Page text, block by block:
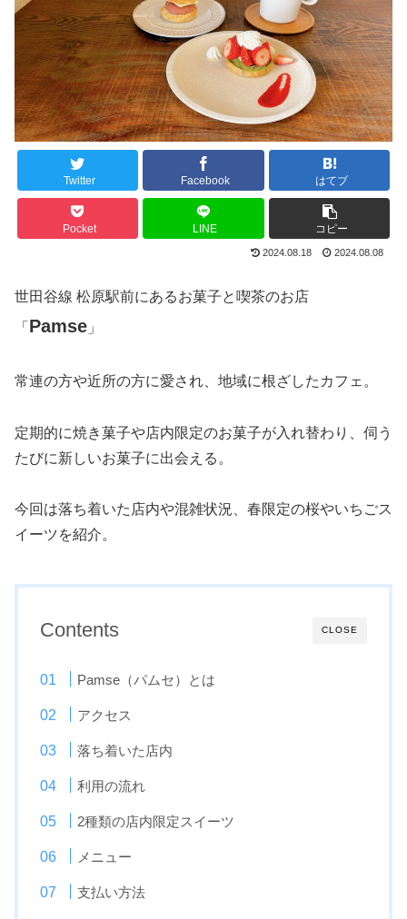
Twitter Facebook はてブ
Pocket LINE コピー
2024.08.18 2024.08.08
世田谷線 松原駅前にあるお菓子と喫茶のお店
「 Pamse 」
常連の方や近所の方に愛され、地域に根ざしたカフェ。
定期的に焼き菓子や店内限定のお菓子が入れ替わり、伺う
たびに新しいお菓子に出会える。
今回は落ち着いた店内や混雑状況、春限定の桜やいちごス
イーツを紹介。
CLOSE
Contents
Pamse（パムセ）とは
アクセス
落ち着いた店内
利用の流れ
2種類の店内限定スイーツ
メニュー
支払い方法